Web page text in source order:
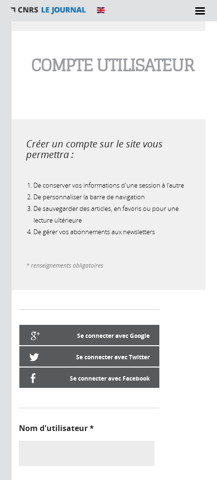
COMPTE UTILISATEUR
Créer un compte sur le site vous
permettra :
De conserver vos informations d'une session à l'autre
De personnaliser la barre de navigation
De sauvegarder des articles, en favoris ou pour une
lecture ultérieure
De gérer vos abonnements aux newsletters
* renseignements obligatoires
Se connecter avec Google
Se connecter avec Twitter
Se connecter avec Facebook
Nom d'utilisateur*